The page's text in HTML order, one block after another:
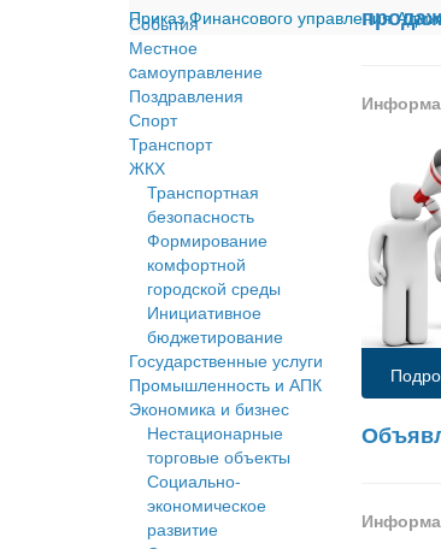
Приказ Финансового управления
События
Местное
cамоуправление
Поздравления
Спорт
Транспорт
ЖКХ
Транспортная
безопасность
Формирование
комфортной
городской среды
Инициативное
бюджетирование
Государственные услуги
Промышленность и АПК
Экономика и бизнес
Нестационарные
торговые объекты
Социально-
экономическое
развитие